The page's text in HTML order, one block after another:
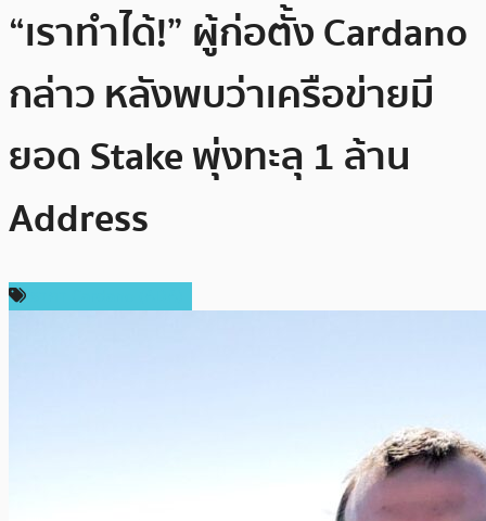
“เราทำได้!” ผู้ก่อตั้ง Cardano
กล่าว หลังพบว่าเครือข่ายมี
ยอด Stake พุ่งทะลุ 1 ล้าน
Address